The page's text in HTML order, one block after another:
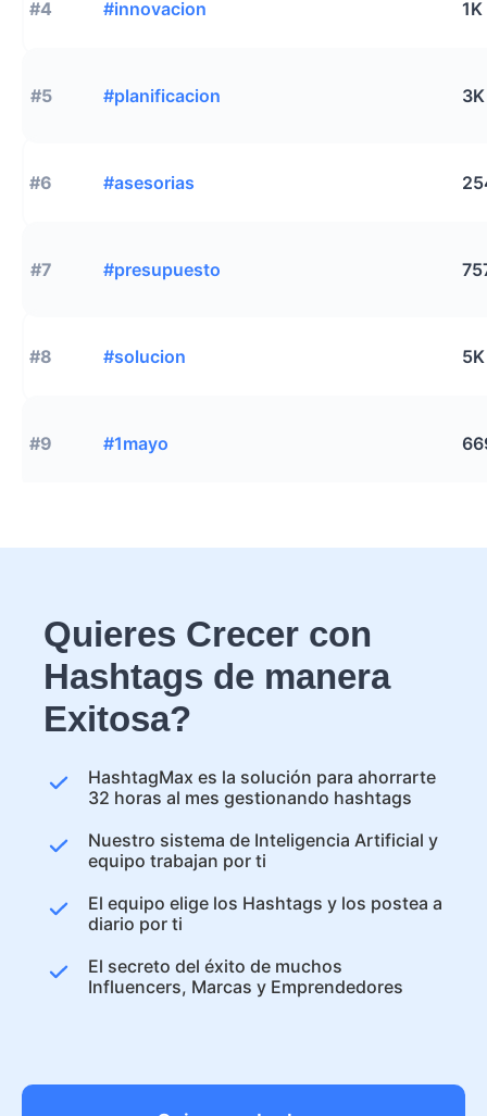
#4 #innovacion 1K
#5 #planificacion 3K
#6 #asesorias
#7 #presupuesto
#8 #solucion 5K
#9 #1mayo
Quieres Crecer con
Hashtags de manera
Exitosa?
HashtagMax es la solución para ahorrarte
32 horas al mes gestionando hashtags
Nuestro sistema de Inteligencia Artificial y
equipo trabajan por ti
El equipo elige los Hashtags y los postea a
diario por ti
El secreto del éxito de muchos
Influencers, Marcas y Emprendedores